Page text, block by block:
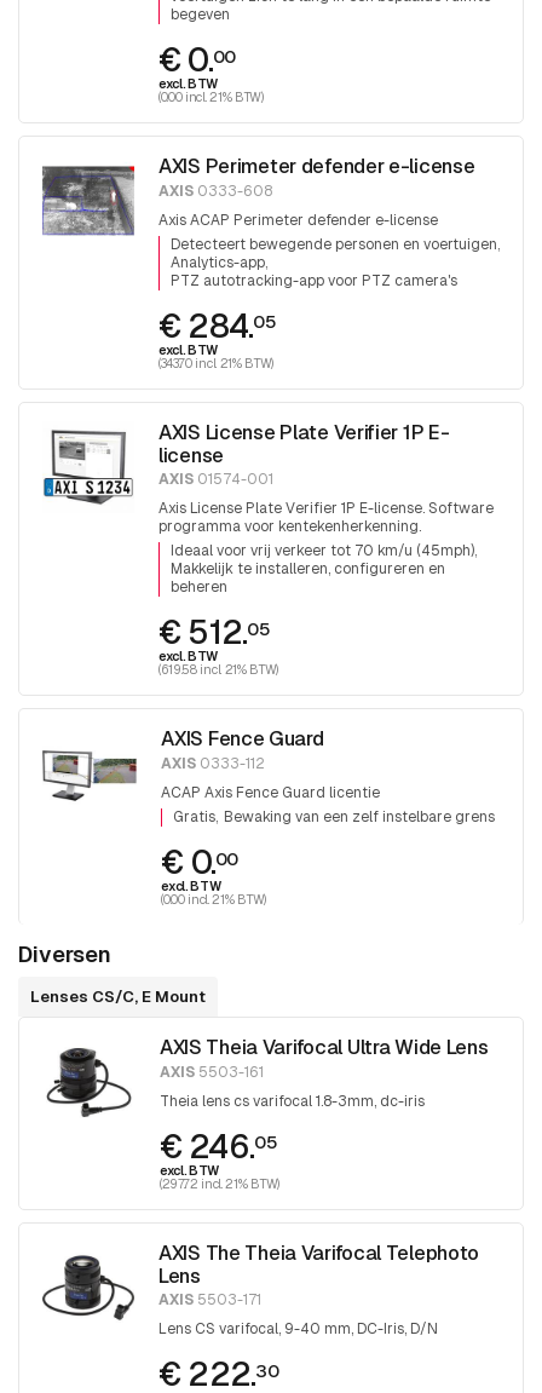
begeven
€ 0.00
excl. BTW
(0.00 incl. 21% BTW)
AXIS Perimeter defender e-license
AXIS 0333-608
Axis ACAP Perimeter defender e-license
Detecteert bewegende personen en voertuigen
Analytics-app
PTZ autotracking-app voor PTZ camera's
€ 284.05
excl. BTW
(343.70 incl. 21% BTW)
AXIS License Plate Verifier 1P E-
license
AXIS 01574-001
Axis License Plate Verifier 1P E-license. Software
programma voor kentekenherkenning.
Ideaal voor vrij verkeer tot 70 km/u (45mph)
Makkelijk te installeren, configureren en
beheren
€ 512.05
excl. BTW
(619.58 incl. 21% BTW)
AXIS Fence Guard
AXIS 0333-112
ACAP Axis Fence Guard licentie
Gratis Bewaking van een zelf instelbare grens
€ 0.00
excl. BTW
(0.00 incl. 21% BTW)
Diversen
Lenses CS/C, E Mount
AXIS Theia Varifocal Ultra Wide Lens
AXIS5503-161
Theia lens cs varifocal 1.8-3mm, dc-iris
€ 246.05
excl. BTW
(297.72 incl. 21% BTW)
AXIS The Theia Varifocal Telephoto
Lens
AXIS 5503-171
Lens CS varifocal, 9-40 mm, DC-Iris, D/N
€ 222.30